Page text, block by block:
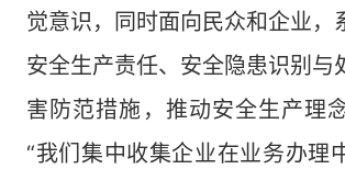
觉意识，同时面向民众和企业，
安全生产责任、安全隐患识别与
害防范措施，推动安全生产理
“我们集中收集企业在业务办理